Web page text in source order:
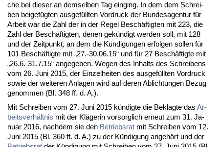
che bei die­ser an dem­sel­ben Tag ein­ging. In dem dem Schrei­
ben bei­gefügten aus­gefüll­ten Vor­druck der Bun­des­agen­tur für
Ar­beit war die Zahl der in der Re­gel Beschäftig­ten mit 223, die
Zahl der Beschäftig­ten, de­nen gekündigt wer­den soll, mit 128
und der Zeit­punkt, an dem die Kündi­gun­gen er­fol­gen sol­len für
101 Beschäftig­te mit „27.-30.06.15“ und für 27 Beschäftig­te mit
„26.6.-31.7.15“ an­ge­ge­ben. We­gen des In­halts des Schrei­bens
vom 26. Ju­ni 2015, der Ein­zel­hei­ten des aus­gefüll­ten Vor­druck
so­wie der wei­te­ren An­la­gen wird auf de­ren Ab­lich­tun­gen Be­zug
ge­nom­men (Bl. 348 ff. d. A.).
Mit Schrei­ben vom 27. Ju­ni 2015 kündig­te die Be­klag­te das Ar­
beits­verhält­nis mit der Kläge­rin vor­sorg­lich er­neut zum 31. Ja­
nu­ar 2016, nach­dem sie den Be­triebs­rat mit Schrei­ben vom 12.
Ju­ni 2015 (Bl. 360 ff. d. A.) zu der Kündi­gung an­gehört und der